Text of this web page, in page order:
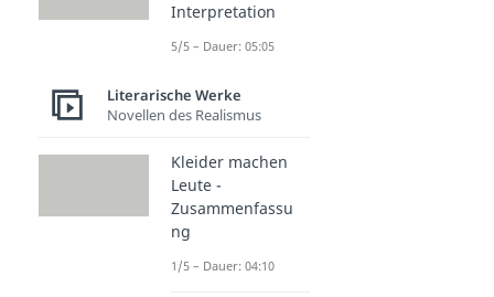
Interpretation
5/5 – Dauer: 05:05
Literarische Werke
Novellen des Realismus
Kleider machen
Leute -
Zusammenfassu
ng
1/5 – Dauer: 04:10